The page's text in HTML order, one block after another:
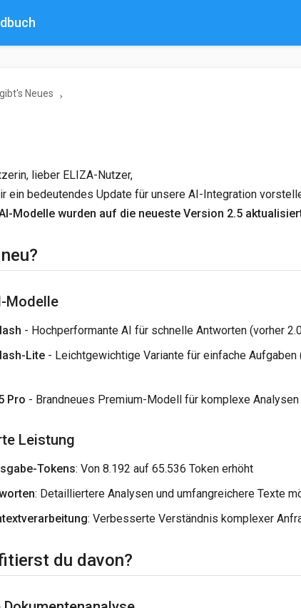
Neues
lieber ELIZA-Nutzer,
ein bedeutendes Update für unsere AI-Integration
Modelle wurden auf die neueste Version 2.5
Modelle
- Hochperformante AI für schnelle Antworten (vorher
Lite - Leichtgewichtige Variante für einfache Aufgaben
Pro - Brandneues Premium-Modell für komplexe Analysen
Leistung
Tokens: Von 8.192 auf 65.536 Token erhöht
: Detailliertere Analysen und umfangreichere Texte
: Verbesserte Verständnis komplexer
du davon?